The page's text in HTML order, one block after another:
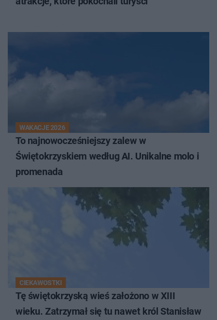
WAKACJE 2026
To najnowocześniejszy zalew w
Świętokrzyskiem według AI. Unikalne molo i
promenada
CIEKAWOSTKI
Tę świętokrzyską wieś założono w XIII
wieku. Zatrzymał się tu nawet król Stanisław